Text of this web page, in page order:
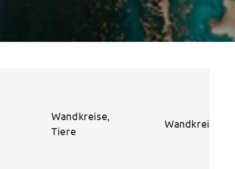
Wandkreise,
Tiere
Wandkreise,